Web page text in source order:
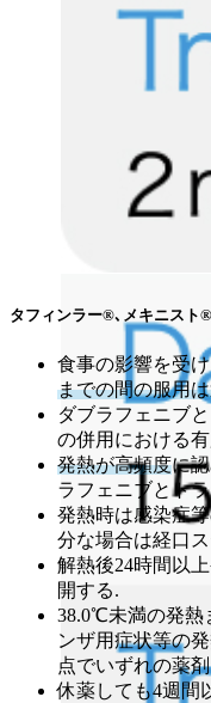
タフィンラー®､メキニスト
食事の影響を受
までの間の服用
ダブラフェニブ
の併用における
発熱が高頻度に
ラフェニブとト
発熱時は感染症
分な場合は経口
解熱後24時間以
開する.
38.0℃未満の発熱
ンザ用症状等の
点でいずれの薬
休薬しても4週間